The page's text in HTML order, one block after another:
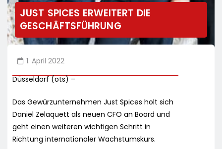
JUST SPICES ERWEITERT DIE
GESCHÄFTSFÜHRUNG
1. April 2022
Düsseldorf (ots) –
Das Gewürzunternehmen Just Spices holt sich
Daniel Zelaquett als neuen CFO an Board und
geht einen weiteren wichtigen Schritt in
Richtung internationaler Wachstumskurs.